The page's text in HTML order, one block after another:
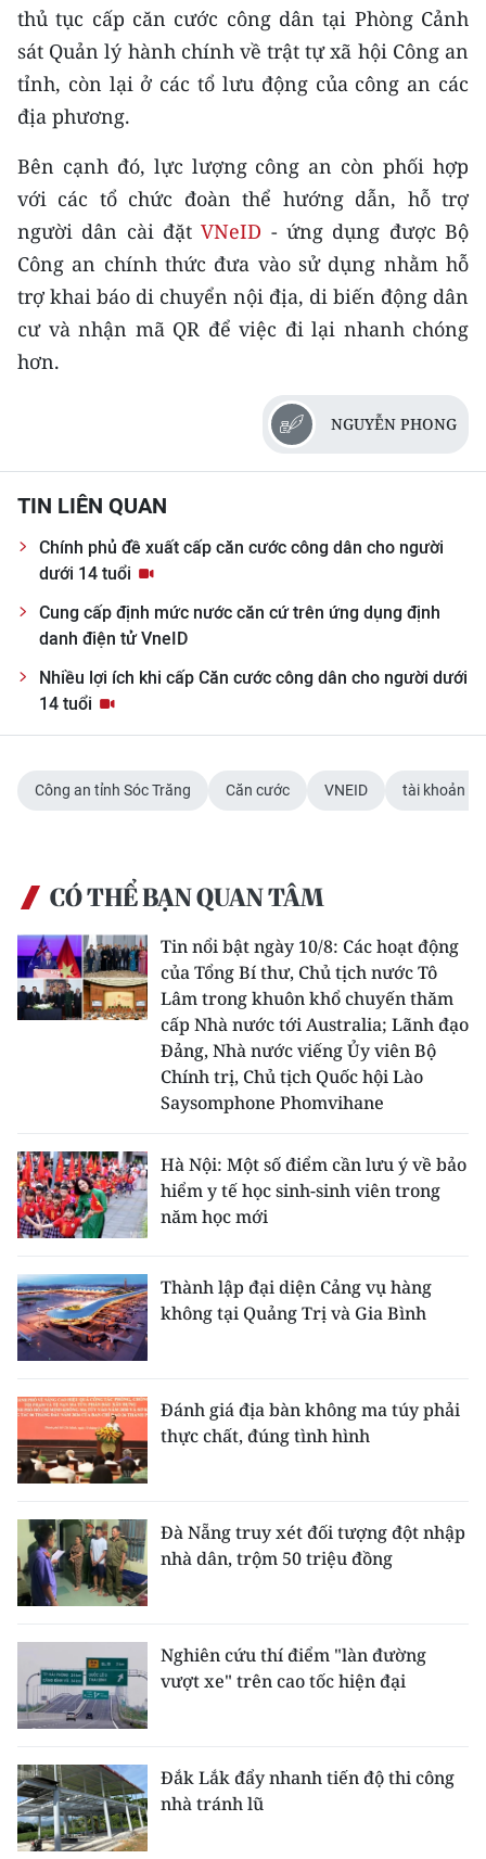
RADIO
MEDIA CENTER
E-Magazine
Video
Media Chính trị
Media Kinh tế
Media Văn hóa
Media Xã hội
Media Thế giới
Media Thể thao
Media Giáo dục
Media Y tế
Media Khoa học - Công nghệ
Media Môi trường
Ảnh
TIN MỚI
TIN ĐỊA PHƯƠNG
Trung du và miền núi phía Bắc
Đồng bằng sông Hồng
Duyên hải Nam Trung Bộ và Tây
Nguyên
Đông Nam Bộ
Đồng bằng sông Cửu Long
Chuyên trang Hà Nội
CHUYÊN ĐỀ
CÁC CHUYÊN TRANG
VỀ BÁO NHÂN DÂN
THỜI NAY
NHÂN DÂN CUỐI TUẦN
NHÂN DÂN HẰNG THÁNG
ĐỌC BÁO IN
thủ tục cấp căn cước công dân tại Phòng Cảnh
sát Quản lý hành chính về trật tự xã hội Công an
tỉnh, còn lại ở các tổ lưu động của công an các
địa phương.
Bên cạnh đó, lực lượng công an còn phối hợp
với các tổ chức đoàn thể hướng dẫn, hỗ trợ
người dân cài đặtVNeID - ứng dụng được Bộ
Công an chính thức đưa vào sử dụng nhằm hỗ
trợ khai báo di chuyển nội địa, di biến động dân
cư và nhận mã QR để việc đi lại nhanh chóng
hơn.
NGUYỄN PHONG
TIN LIÊN QUAN
Chính phủ đề xuất cấp căn cước công dân cho người
dưới 14 tuổi
Cung cấp định mức nước căn cứ trên ứng dụng định
danh điện tử VneID
Nhiều lợi ích khi cấp Căn cước công dân cho người dưới
14 tuổi
Công an tỉnh Sóc Trăng Căn cước VNEID tài khoản
CÓ THỂ BẠN QUAN TÂM
Tin nổi bật ngày 10/8: Các hoạt động
của Tổng Bí thư, Chủ tịch nước Tô
Lâm trong khuôn khổ chuyến thăm
cấp Nhà nước tới Australia; Lãnh đạo
Đảng, Nhà nước viếng Ủy viên Bộ
Chính trị, Chủ tịch Quốc hội Lào
Saysomphone Phomvihane
Hà Nội: Một số điểm cần lưu ý về bảo
hiểm y tế học sinh-sinh viên trong
năm học mới
Thành lập đại diện Cảng vụ hàng
không tại Quảng Trị và Gia Bình
Đánh giá địa bàn không ma túy phải
thực chất, đúng tình hình
Đà Nẵng truy xét đối tượng đột nhập
nhà dân, trộm 50 triệu đồng
Nghiên cứu thí điểm "làn đường
vượt xe" trên cao tốc hiện đại
Đắk Lắk đẩy nhanh tiến độ thi công
nhà tránh lũ